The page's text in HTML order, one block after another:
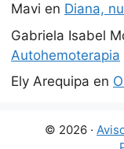
Mavi en Diana,
Gabriela Isabel
Autohemoterapia
Ely Arequipa en
© 2026 ·